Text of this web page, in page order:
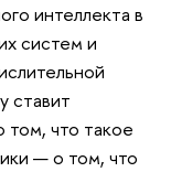
интеллекта в
систем и
ставит
том, что такое
— о том, что